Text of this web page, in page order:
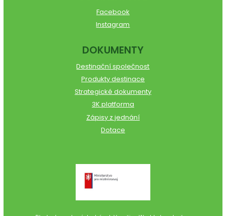
Facebook
Instagram
DOKUMENTY
Destinační společnost
Produkty destinace
Strategické dokumenty
3K platforma
Zápisy z jednání
Dotace